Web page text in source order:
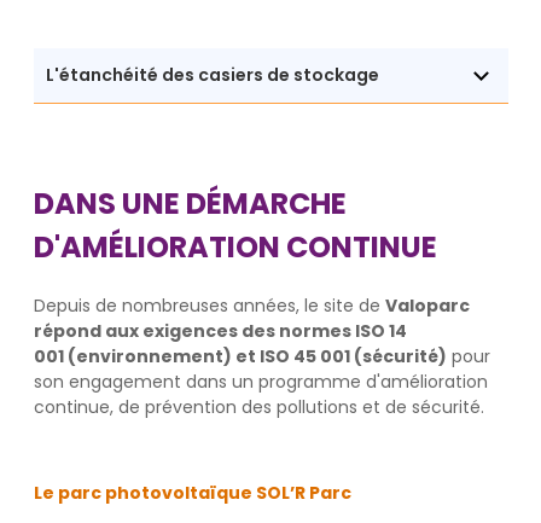
L'étanchéité des casiers de stockage
DANS UNE DÉMARCHE
D'AMÉLIORATION CONTINUE
Depuis de nombreuses années, le site de Valoparc
répond aux exigences des normes ISO 14
001 (environnement) et ISO 45 001 (sécurité) pour
son engagement dans un programme d'amélioration
continue, de prévention des pollutions et de sécurité.
Le parc photovoltaïque SOL’R Parc